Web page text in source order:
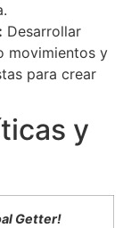
Desarrollar
movimientos y
para crear
y
Getter!